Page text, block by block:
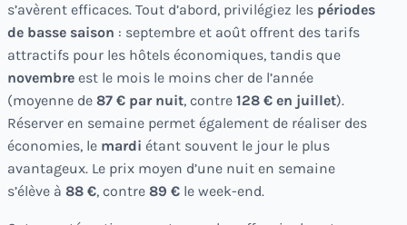
s’avèrent efficaces. Tout d’abord, privilégiez les périodes
de basse saison : septembre et août offrent des tarifs
attractifs pour les hôtels économiques, tandis que
novembre est le mois le moins cher de l’année
(moyenne de 87 € par nuit, contre 128 € en juillet).
Réserver en semaine permet également de réaliser des
économies, le mardi étant souvent le jour le plus
avantageux. Le prix moyen d’une nuit en semaine
s’élève à 88 €, contre 89 € le week-end.